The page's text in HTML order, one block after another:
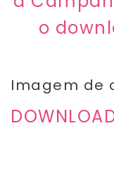
o
Imagem de